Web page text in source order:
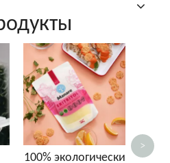
100% экологически
>